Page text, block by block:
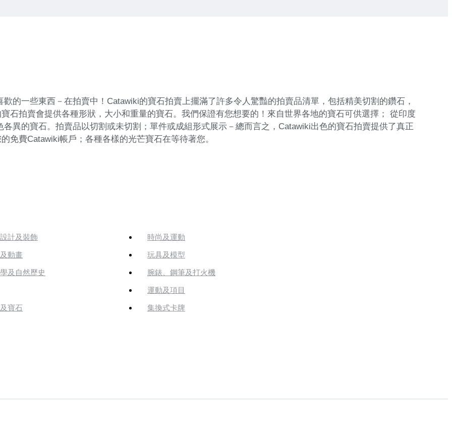
的一些東西－在拍賣中！Catawiki的寶石拍賣上擺滿了許多令人驚豔的拍賣品清單，包括精美切割的鑽石，
石拍賣會提供各種形狀，大小和重量的寶石。我們保證有您想要的！來自世界各地的寶石可供選擇； 從印度
異的寶石。拍賣品以切割或未切割；單件或成組形式展示－總而言之，Catawiki出色的寶石拍賣提供了真正
免費Catawiki帳戶；各種各樣的光芒寶石在等待著您。
計及裝飾 時尚及運動
動畫 玩具及模型
及自然歷史 腕錶、鋼筆及打火機
運動及項目
寶石 集換式卡牌